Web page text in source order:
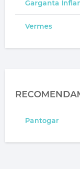
Garganta
Vermes
Pantogar